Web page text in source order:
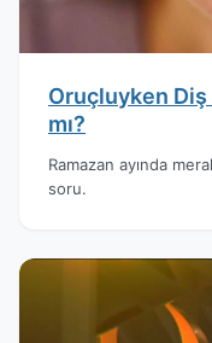
Oruçluyken Diş
mı?
Ramazan ayında
soru.